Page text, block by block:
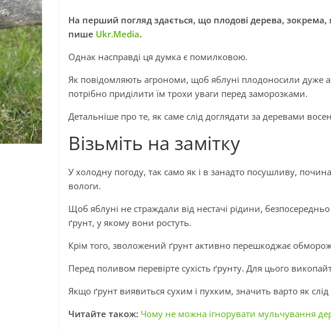
На перший погляд здається, що плодові дерева, зокрема,
пише Ukr.Media.
Однак насправді ця думка є помилковою.
Як повідомляють агрономи, щоб яблуні плодоносили дуже
потрібно приділити їм трохи уваги перед заморозками.
Детальніше про те, як саме слід доглядати за деревами
Візьміть на замітку
У холодну погоду, так само як і в занадто посушливу,
вологи.
Щоб яблуні не страждали від нестачі рідини,
ґрунт, у якому вони ростуть.
Крім того, зволожений ґрунт активно перешкоджає
Перед поливом перевірте сухість ґрунту. Для цього
Якщо ґрунт виявиться сухим і пухким, значить варто як
Читайте також: Чому не можна ігнорувати мульчування